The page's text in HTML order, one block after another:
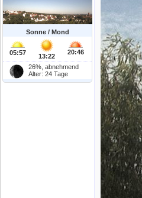
Sonne / Mond
05:57 13:22
20:46
26%, abnehmend
Alter: 24 Tage